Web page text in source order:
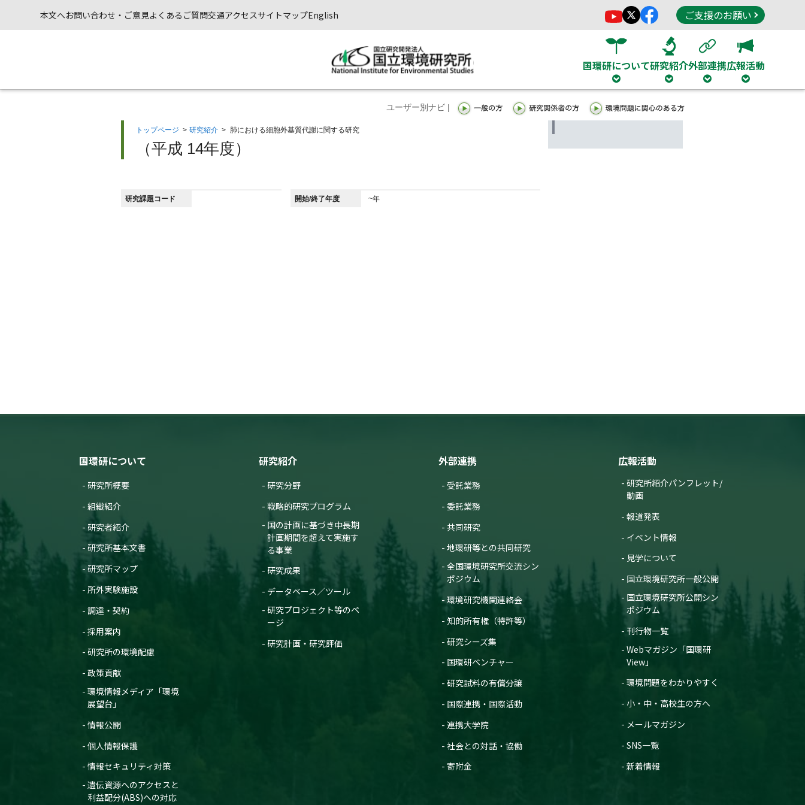
本文へお問い合わせ・ご意見よくあるご質問交通アクセスサイトマップEnglish ご支援のお願い
国環研について研究紹介外部連携広報活動
ユーザー別ナビ |
トップページ > 研究紹介 > 肺における細胞外基質代謝に関する研究
（平成 14年度）
研究課題コード 開始/終了年度 ~年
国環研について
研究所概要
組織紹介
研究者紹介
研究所基本文書
研究所マップ
所外実験施設
調達・契約
採用案内
研究所の環境配慮
政策貢献
環境情報メディア「環境
展望台」
情報公開
個人情報保護
情報セキュリティ対策
遺伝資源へのアクセスと
利益配分(ABS)への対応
研究紹介
研究分野
戦略的研究プログラム
国の計画に基づき中長期
計画期間を超えて実施す
る事業
研究成果
データベース／ツール
研究プロジェクト等のペ
ージ
研究計画・研究評価
外部連携
受託業務
委託業務
共同研究
地環研等との共同研究
全国環境研究所交流シン
ポジウム
環境研究機関連絡会
知的所有権（特許等）
研究シーズ集
国環研ベンチャー
研究試料の有償分譲
国際連携・国際活動
連携大学院
社会との対話・協働
寄附金
広報活動
研究所紹介パンフレット/
動画
報道発表
イベント情報
見学について
国立環境研究所一般公開
国立環境研究所公開シン
ポジウム
刊行物一覧
Webマガジン「国環研
View」
環境問題をわかりやすく
小・中・高校生の方へ
メールマガジン
SNS一覧
新着情報